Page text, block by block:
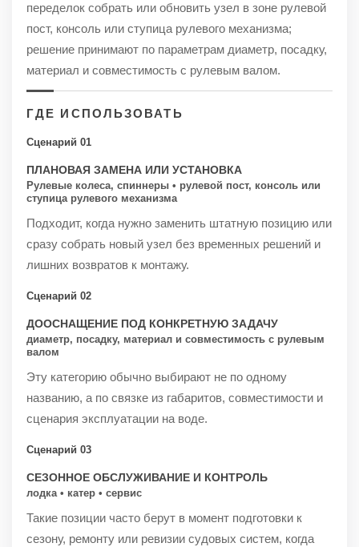
переделок собрать или обновить узел в зоне рулевой
пост, консоль или ступица рулевого механизма;
решение принимают по параметрам диаметр, посадку,
материал и совместимость с рулевым валом.
ГДЕ ИСПОЛЬЗОВАТЬ
Сценарий 01
ПЛАНОВАЯ ЗАМЕНА ИЛИ УСТАНОВКА
Рулевые колеса, спиннеры • рулевой пост, консоль или
ступица рулевого механизма
Подходит, когда нужно заменить штатную позицию или
сразу собрать новый узел без временных решений и
лишних возвратов к монтажу.
Сценарий 02
ДООСНАЩЕНИЕ ПОД КОНКРЕТНУЮ ЗАДАЧУ
диаметр, посадку, материал и совместимость с рулевым
валом
Эту категорию обычно выбирают не по одному
названию, а по связке из габаритов, совместимости и
сценария эксплуатации на воде.
Сценарий 03
СЕЗОННОЕ ОБСЛУЖИВАНИЕ И КОНТРОЛЬ
лодка • катер • сервис
Такие позиции часто берут в момент подготовки к
сезону, ремонту или ревизии судовых систем, когда